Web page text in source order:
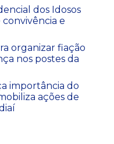
dos Idosos
e
organizar fiação
nos postes da
importância do
ações de